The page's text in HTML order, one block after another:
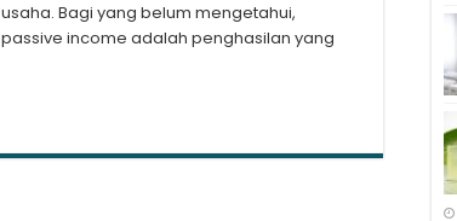
usaha. Bagi yang belum mengetahui,
passive income adalah penghasilan yang